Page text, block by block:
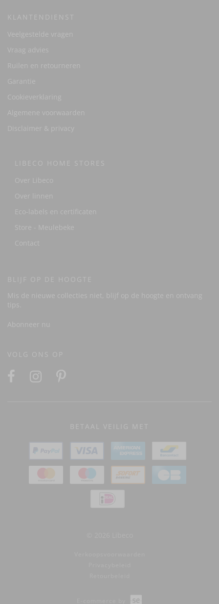
KLANTENDIENST
Veelgestelde vragen
Vraag advies
Ruilen en retourneren
Garantie
Cookieverklaring
Algemene voorwaarden
Disclaimer & privacy
LIBECO HOME STORES
Over Libeco
Over linnen
Eco-labels en certificaten
Store - Meulebeke
Contact
BLIJF OP DE HOOGTE
Mis de nieuwe collecties niet, blijf op de hoogte en ontvang
tips.
Abonneer nu
VOLG ONS OP
BETAAL VEILIG MET